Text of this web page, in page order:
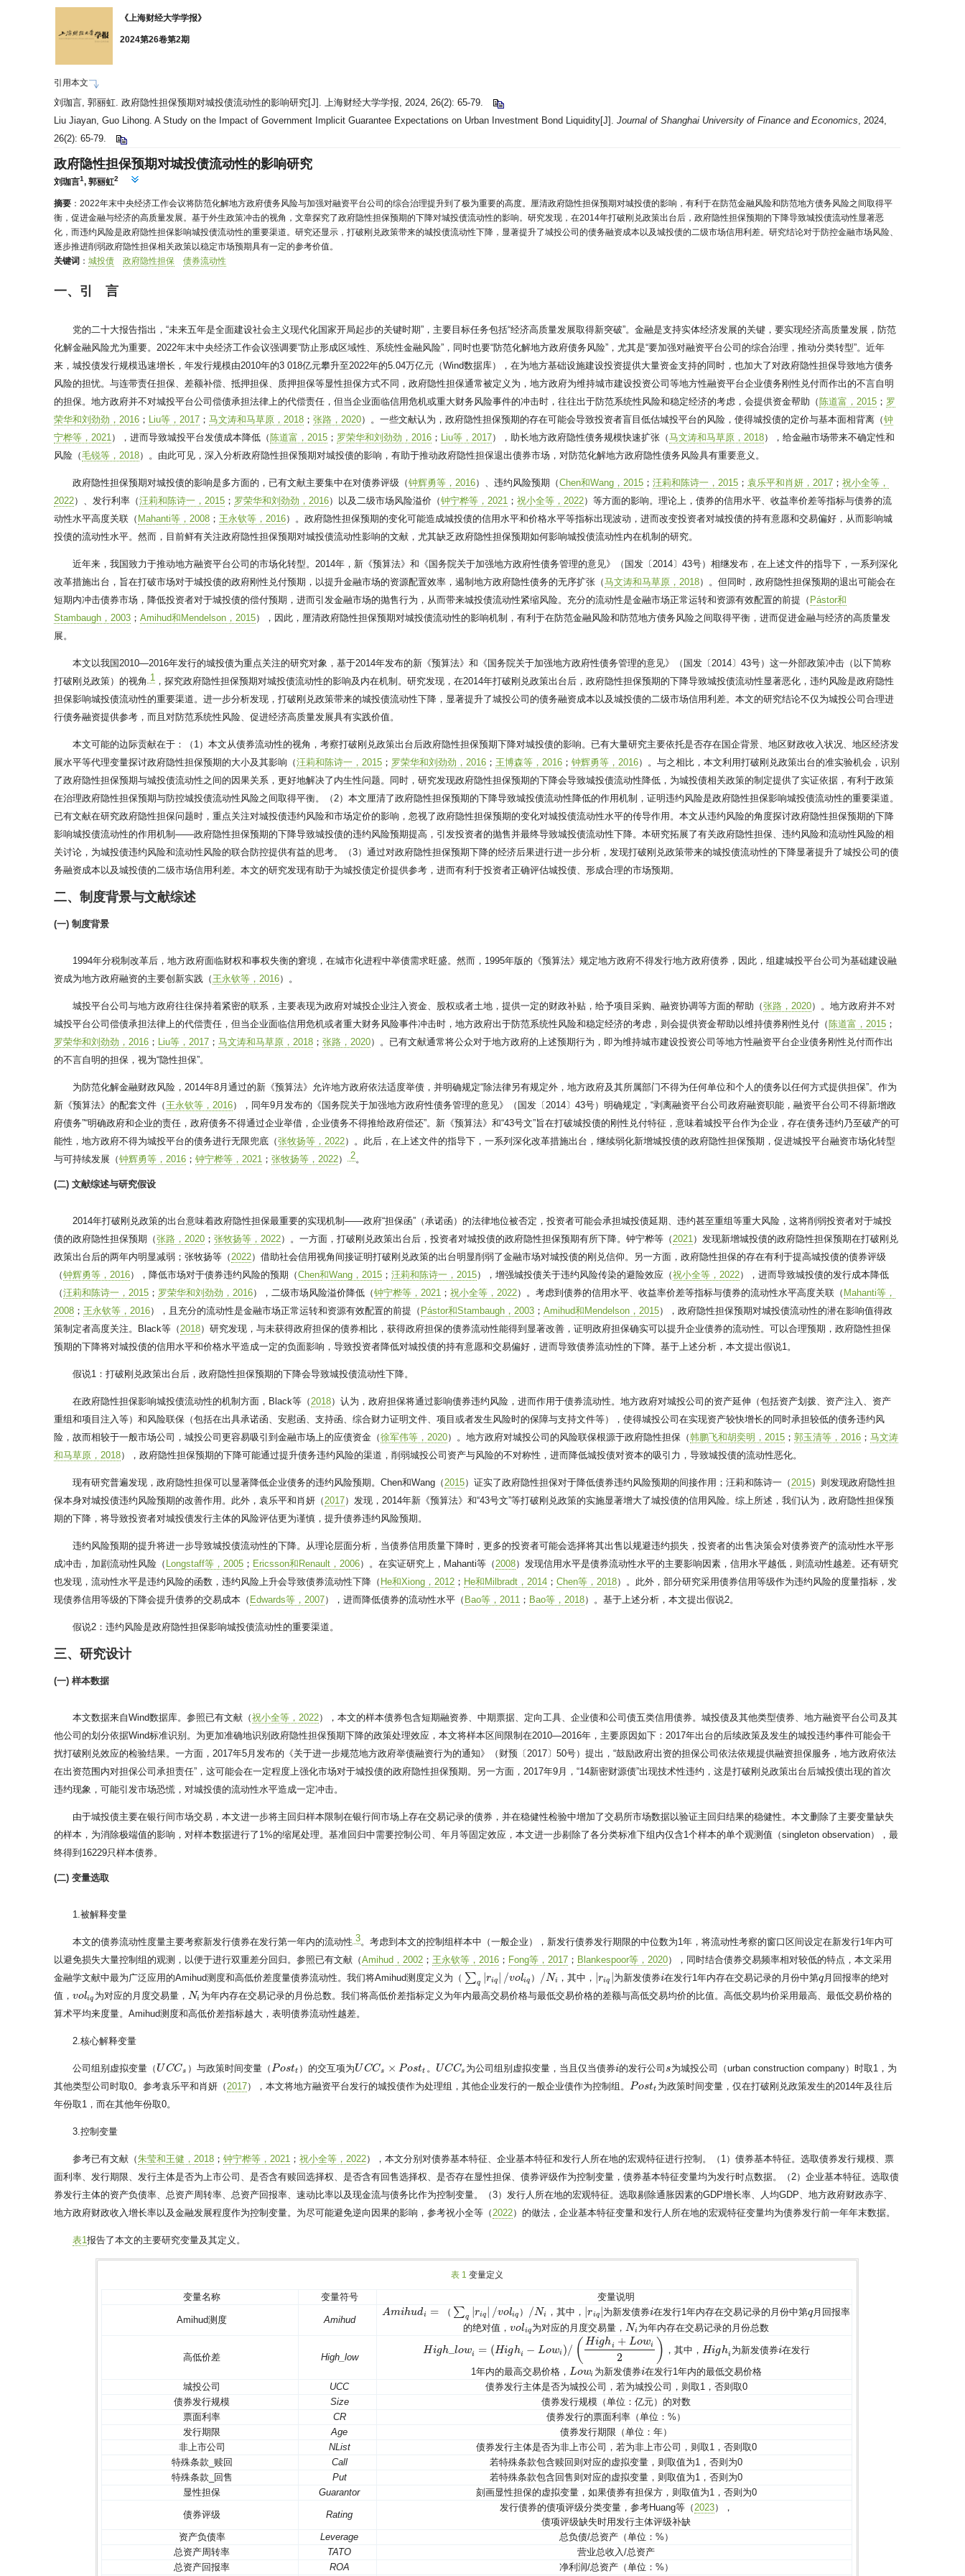
《上海财经大学学报》
2024第26卷第2期
引用本文
刘珈言, 郭丽虹. 政府隐性担保预期对城投债流动性的影响研究[J]. 上海财经大学学报, 2024, 26(2): 65-79.
Liu Jiayan, Guo Lihong. A Study on the Impact of Government Implicit Guarantee Expectations on Urban Investment Bond Liquidity[J].Journal of Shanghai University of Finance and Economics, 2024,
26(2): 65-79.
政府隐性担保预期对城投债流动性的影响研究
刘珈言1 ,郭丽虹2
摘要 ：2022年末中央经济工作会议将防范化解地方政府债务风险与加强对融资平台公司的综合治理提升到了极为重要的高度。厘清政府隐性担保预期对城投债的影响，有利于在防范金融风险和防范地方债务风险之间取得平
衡，促进金融与经济的高质量发展。基于外生政策冲击的视角，文章探究了政府隐性担保预期的下降对城投债流动性的影响。研究发现，在2014年打破刚兑政策出台后，政府隐性担保预期的下降导致城投债流动性显著恶
化，而违约风险是政府隐性担保影响城投债流动性的重要渠道。研究还显示，打破刚兑政策带来的城投债流动性下降，显著提升了城投公司的债务融资成本以及城投债的二级市场信用利差。研究结论对于防控金融市场风险、
逐步推进削弱政府隐性担保相关政策以稳定市场预期具有一定的参考价值。
关键词 ：城投债 政府隐性担保 债券流动性
一、引 言
党的二十大报告指出，“未来五年是全面建设社会主义现代化国家开局起步的关键时期”，主要目标任务包括“经济高质量发展取得新突破”。金融是支持实体经济发展的关键，要实现经济高质量发展，防范
化解金融风险尤为重要。2022年末中央经济工作会议强调要“防止形成区域性、系统性金融风险”，同时也要“防范化解地方政府债务风险”，尤其是“要加强对融资平台公司的综合治理，推动分类转型”。近年
来，城投债发行规模迅速增长，年发行规模由2010年的3 018亿元攀升至2022年的5.04万亿元（Wind数据库），在为地方基础设施建设投资提供大量资金支持的同时，也加大了对政府隐性担保导致地方债务
风险的担忧。与连带责任担保、差额补偿、抵押担保、质押担保等显性担保方式不同，政府隐性担保通常被定义为，地方政府为维持城市建设投资公司等地方性融资平台企业债务刚性兑付而作出的不言自明
的担保。地方政府并不对城投平台公司偿债承担法律上的代偿责任，但当企业面临信用危机或重大财务风险事件的冲击时，往往出于防范系统性风险和稳定经济的考虑，会提供资金帮助（ 陈道富，2015 ； 罗
荣华和刘劲劲，2016 ； Liu等，2017 ；马文涛和马草原，2018 ；张路，2020）。一些文献认为，政府隐性担保预期的存在可能会导致投资者盲目低估城投平台的风险，使得城投债的定价与基本面相背离（钟
宁桦等，2021），进而导致城投平台发债成本降低（ 陈道富，2015 ； 罗荣华和刘劲劲，2016 ； Liu等，2017），助长地方政府隐性债务规模快速扩张（马文涛和马草原，2018），给金融市场带来不确定性和
风险（毛锐等，2018）。由此可见，深入分析政府隐性担保预期对城投债的影响，有助于推动政府隐性担保退出债券市场，对防范化解地方政府隐性债务风险具有重要意义。
政府隐性担保预期对城投债的影响是多方面的，已有文献主要集中在对债券评级（钟辉勇等，2016）、违约风险预期（Chen和Wang，2015 ；汪莉和陈诗一，2015 ；袁乐平和肖妍，2017 ；祝小全等，
2022）、发行利率（汪莉和陈诗一，2015 ； 罗荣华和刘劲劲，2016）以及二级市场风险溢价（钟宁桦等，2021 ；祝小全等，2022）等方面的影响。理论上，债券的信用水平、收益率价差等指标与债券的流
动性水平高度关联（ Mahanti等，2008 ； 王永钦等，2016）。政府隐性担保预期的变化可能造成城投债的信用水平和价格水平等指标出现波动，进而改变投资者对城投债的持有意愿和交易偏好，从而影响城
投债的流动性水平。然而，目前鲜有关注政府隐性担保预期对城投债流动性影响的文献，尤其缺乏政府隐性担保预期如何影响城投债流动性内在机制的研究。
近年来，我国致力于推动地方融资平台公司的市场化转型。2014年，新《预算法》和《国务院关于加强地方政府性债务管理的意见》（国发〔2014〕43号）相继发布，在上述文件的指导下，一系列深化
改革措施出台，旨在打破市场对于城投债的政府刚性兑付预期，以提升金融市场的资源配置效率，遏制地方政府隐性债务的无序扩张（马文涛和马草原，2018）。但同时，政府隐性担保预期的退出可能会在
短期内冲击债券市场，降低投资者对于城投债的偿付预期，进而引发金融市场的抛售行为，从而带来城投债流动性紧缩风险。充分的流动性是金融市场正常运转和资源有效配置的前提（ Pástor和
Stambaugh，2003 ；Amihud和Mendelson，2015），因此，厘清政府隐性担保预期对城投债流动性的影响机制，有利于在防范金融风险和防范地方债务风险之间取得平衡，进而促进金融与经济的高质量发
展。
本文以我国2010—2016年发行的城投债为重点关注的研究对象，基于2014年发布的新《预算法》和《国务院关于加强地方政府性债务管理的意见》（国发〔2014〕43号）这一外部政策冲击（以下简称
打破刚兑政策）的视角 1 ，探究政府隐性担保预期对城投债流动性的影响及内在机制。研究发现，在2014年打破刚兑政策出台后，政府隐性担保预期的下降导致城投债流动性显著恶化，违约风险是政府隐性
担保影响城投债流动性的重要渠道。进一步分析发现，打破刚兑政策带来的城投债流动性下降，显著提升了城投公司的债务融资成本以及城投债的二级市场信用利差。本文的研究结论不仅为城投公司合理进
行债务融资提供参考，而且对防范系统性风险、促进经济高质量发展具有实践价值。
本文可能的边际贡献在于：（1）本文从债券流动性的视角，考察打破刚兑政策出台后政府隐性担保预期下降对城投债的影响。已有大量研究主要依托是否存在国企背景、地区财政收入状况、地区经济发
展水平等代理变量探讨政府隐性担保预期的大小及其影响（汪莉和陈诗一，2015 ； 罗荣华和刘劲劲，2016 ； 王博森等，2016 ；钟辉勇等，2016）。与之相比，本文利用打破刚兑政策出台的准实验机会，识别
了政府隐性担保预期与城投债流动性之间的因果关系，更好地解决了内生性问题。同时，研究发现政府隐性担保预期的下降会导致城投债流动性降低，为城投债相关政策的制定提供了实证依据，有利于政策
在治理政府隐性担保预期与防控城投债流动性风险之间取得平衡。（2）本文厘清了政府隐性担保预期的下降导致城投债流动性降低的作用机制，证明违约风险是政府隐性担保影响城投债流动性的重要渠道。
已有文献在研究政府隐性担保问题时，重点关注对城投债违约风险和市场定价的影响，忽视了政府隐性担保预期的变化对城投债流动性水平的传导作用。本文从违约风险的角度探讨政府隐性担保预期的下降
影响城投债流动性的作用机制——政府隐性担保预期的下降导致城投债的违约风险预期提高，引发投资者的抛售并最终导致城投债流动性下降。本研究拓展了有关政府隐性担保、违约风险和流动性风险的相
关讨论，为城投债违约风险和流动性风险的联合防控提供有益的思考。（3）通过对政府隐性担保预期下降的经济后果进行进一步分析，发现打破刚兑政策带来的城投债流动性的下降显著提升了城投公司的债
务融资成本以及城投债的二级市场信用利差。本文的研究发现有助于为城投债定价提供参考，进而有利于投资者正确评估城投债、形成合理的市场预期。
二、制度背景与文献综述
(一) 制度背景
1994年分税制改革后，地方政府面临财权和事权失衡的窘境，在城市化进程中举债需求旺盛。然而，1995年版的《预算法》规定地方政府不得发行地方政府债券，因此，组建城投平台公司为基础建设融
资成为地方政府融资的主要创新实践（ 王永钦等，2016）。
城投平台公司与地方政府往往保持着紧密的联系，主要表现为政府对城投企业注入资金、股权或者土地，提供一定的财政补贴，给予项目采购、融资协调等方面的帮助（张路，2020）。地方政府并不对
城投平台公司偿债承担法律上的代偿责任，但当企业面临信用危机或者重大财务风险事件冲击时，地方政府出于防范系统性风险和稳定经济的考虑，则会提供资金帮助以维持债券刚性兑付（ 陈道富，2015 ；
罗荣华和刘劲劲，2016 ； Liu等，2017 ；马文涛和马草原，2018 ；张路，2020）。已有文献通常将公众对于地方政府的上述预期行为，即为维持城市建设投资公司等地方性融资平台企业债务刚性兑付而作出
的不言自明的担保，视为“隐性担保”。
为防范化解金融财政风险，2014年8月通过的新《预算法》允许地方政府依法适度举债，并明确规定“除法律另有规定外，地方政府及其所属部门不得为任何单位和个人的债务以任何方式提供担保”。作为
新《预算法》的配套文件（ 王永钦等，2016），同年9月发布的《国务院关于加强地方政府性债务管理的意见》（国发〔2014〕43号）明确规定，“剥离融资平台公司政府融资职能，融资平台公司不得新增政
府债务”“明确政府和企业的责任，政府债务不得通过企业举借，企业债务不得推给政府偿还”。新《预算法》和“43号文”旨在打破城投债的刚性兑付特征，意味着城投平台作为企业，存在债务违约乃至破产的可
能性，地方政府不得为城投平台的债务进行无限兜底（张牧扬等，2022）。此后，在上述文件的指导下，一系列深化改革措施出台，继续弱化新增城投债的政府隐性担保预期，促进城投平台融资市场化转型
与可持续发展（钟辉勇等，2016 ；钟宁桦等，2021 ；张牧扬等，2022） 2。
(二) 文献综述与研究假设
2014年打破刚兑政策的出台意味着政府隐性担保最重要的实现机制——政府“担保函”（承诺函）的法律地位被否定，投资者可能会承担城投债延期、违约甚至重组等重大风险，这将削弱投资者对于城投
债的政府隐性担保预期（张路，2020 ；张牧扬等，2022）。一方面，打破刚兑政策出台后，投资者对城投债的政府隐性担保预期有所下降。钟宁桦等（2021）发现新增城投债的政府隐性担保预期在打破刚兑
政策出台后的两年内明显减弱；张牧扬等（2022）借助社会信用视角间接证明打破刚兑政策的出台明显削弱了金融市场对城投债的刚兑信仰。另一方面，政府隐性担保的存在有利于提高城投债的债券评级
（钟辉勇等，2016），降低市场对于债券违约风险的预期（Chen和Wang，2015 ；汪莉和陈诗一，2015），增强城投债关于违约风险传染的避险效应（祝小全等，2022），进而导致城投债的发行成本降低
（汪莉和陈诗一，2015 ； 罗荣华和刘劲劲，2016），二级市场风险溢价降低（钟宁桦等，2021 ；祝小全等，2022）。考虑到债券的信用水平、收益率价差等指标与债券的流动性水平高度关联（ Mahanti等，
2008 ； 王永钦等，2016），且充分的流动性是金融市场正常运转和资源有效配置的前提（ Pástor和Stambaugh，2003 ；Amihud和Mendelson，2015），政府隐性担保预期对城投债流动性的潜在影响值得政
策制定者高度关注。Black等（2018）研究发现，与未获得政府担保的债券相比，获得政府担保的债券流动性能得到显著改善，证明政府担保确实可以提升企业债券的流动性。可以合理预期，政府隐性担保
预期的下降将对城投债的信用水平和价格水平造成一定的负面影响，导致投资者降低对城投债的持有意愿和交易偏好，进而导致债券流动性的下降。基于上述分析，本文提出假说1。
假说1：打破刚兑政策出台后，政府隐性担保预期的下降会导致城投债流动性下降。
在政府隐性担保影响城投债流动性的机制方面，Black等（2018）认为，政府担保将通过影响债券违约风险，进而作用于债券流动性。地方政府对城投公司的资产延伸（包括资产划拨、资产注入、资产
重组和项目注入等）和风险联保（包括在出具承诺函、安慰函、支持函、综合财力证明文件、项目或者发生风险时的保障与支持文件等），使得城投公司在实现资产较快增长的同时承担较低的债务违约风
险，故而相较于一般市场公司，城投公司更容易吸引到金融市场上的应债资金（徐军伟等，2020）。地方政府对城投公司的风险联保根源于政府隐性担保（韩鹏飞和胡奕明，2015 ；郭玉清等，2016 ；马文涛
和马草原，2018），政府隐性担保预期的下降可能通过提升债务违约风险的渠道，削弱城投公司资产与风险的不对称性，进而降低城投债对资本的吸引力，导致城投债的流动性恶化。
现有研究普遍发现，政府隐性担保可以显著降低企业债务的违约风险预期。Chen和Wang（2015）证实了政府隐性担保对于降低债券违约风险预期的间接作用；汪莉和陈诗一（2015）则发现政府隐性担
保本身对城投债违约风险预期的改善作用。此外，袁乐平和肖妍（2017）发现，2014年新《预算法》和“43号文”等打破刚兑政策的实施显著增大了城投债的信用风险。综上所述，我们认为，政府隐性担保预
期的下降，将导致投资者对城投债发行主体的风险评估更为谨慎，提升债券违约风险预期。
违约风险预期的提升将进一步导致城投债流动性的下降。从理论层面分析，当债券信用质量下降时，更多的投资者可能会选择将其出售以规避违约损失，投资者的出售决策会对债券资产的流动性水平形
成冲击，加剧流动性风险（ Longstaff等，2005 ； Ericsson和Renault，2006）。在实证研究上，Mahanti等（2008）发现信用水平是债券流动性水平的主要影响因素，信用水平越低，则流动性越差。还有研究
也发现，流动性水平是违约风险的函数，违约风险上升会导致债券流动性下降（ He和Xiong，2012 ； He和Milbradt，2014 ；Chen等，2018）。此外，部分研究采用债券信用等级作为违约风险的度量指标，发
现债券信用等级的下降会提升债券的交易成本（ Edwards等，2007），进而降低债券的流动性水平（ Bao等，2011 ； Bao等，2018）。基于上述分析，本文提出假说2。
假说2：违约风险是政府隐性担保影响城投债流动性的重要渠道。
三、研究设计
(一) 样本数据
本文数据来自Wind数据库。参照已有文献（祝小全等，2022），本文的样本债券包含短期融资券、中期票据、定向工具、企业债和公司债五类信用债券。城投债及其他类型债券、地方融资平台公司及其
他公司的划分依据Wind标准识别。为更加准确地识别政府隐性担保预期下降的政策处理效应，本文将样本区间限制在2010—2016年，主要原因如下：2017年出台的后续政策及发生的城投违约事件可能会干
扰打破刚兑效应的检验结果。一方面，2017年5月发布的《关于进一步规范地方政府举债融资行为的通知》（财预〔2017〕50号）提出，“鼓励政府出资的担保公司依法依规提供融资担保服务，地方政府依法
在出资范围内对担保公司承担责任”，这可能会在一定程度上强化市场对于城投债的政府隐性担保预期。另一方面，2017年9月，“14新密财源债”出现技术性违约，这是打破刚兑政策出台后城投债出现的首次
违约现象，可能引发市场恐慌，对城投债的流动性水平造成一定冲击。
由于城投债主要在银行间市场交易，本文进一步将主回归样本限制在银行间市场上存在交易记录的债券，并在稳健性检验中增加了交易所市场数据以验证主回归结果的稳健性。本文删除了主要变量缺失
的样本，为消除极端值的影响，对样本数据进行了1%的缩尾处理。基准回归中需要控制公司、年月等固定效应，本文进一步剔除了各分类标准下组内仅含1个样本的单个观测值（singleton observation），最
终得到16229只样本债券。
(二) 变量选取
1.被解释变量
本文的债券流动性度量主要考察新发行债券在发行第一年内的流动性 3。考虑到本文的控制组样本中（一般企业），新发行债券发行期限的中位数为1年，将流动性考察的窗口区间设定在新发行1年内可
以避免损失大量控制组的观测，以便于进行双重差分回归。参照已有文献（Amihud，2002 ； 王永钦等，2016 ； Fong等，2017 ； Blankespoor等，2020），同时结合债券交易频率相对较低的特点，本文采用
金融学文献中最为广泛应用的Amihud测度和高低价差度量债券流动性。我们将Amihud测度定义为 （ ∑q |riq | /voliq ） /Ni
（ ∑q |ri q|/vo iq）/Ni ，其中， |riq |
riq| 为新发债券i
i在发行1年内存在交易记录的月份中第q
q月回报率的绝对
值，voliq
voliq 为对应的月度交易量， Ni
Ni 为年内存在交易记录的月份总数。我们将高低价差指标定义为年内最高交易价格与最低交易价格的差额与高低交易均价的比值。高低交易均价采用最高、最低交易价格的
算术平均来度量。Amihud测度和高低价差指标越大，表明债券流动性越差。
2.核心解释变量
公司组别虚拟变量（ U CCs
UCCs ）与政策时间变量（Postt
Postt ）的交互项为U CCs × Postt
UCCs× Po stt 。 UCCs
UCCs 为公司组别虚拟变量，当且仅当债券i
i的发行公司 s
s为城投公司（urban construction company）时取1，为
其他类型公司时取0。参考袁乐平和肖妍（2017），本文将地方融资平台发行的城投债作为处理组，其他企业发行的一般企业债作为控制组。Postt
Postt 为政策时间变量，仅在打破刚兑政策发生的2014年及往后
年份取1，而在其他年份取0。
3.控制变量
参考已有文献（朱莹和王健，2018 ；钟宁桦等，2021 ；祝小全等，2022），本文分别对债券基本特征、企业基本特征和发行人所在地的宏观特征进行控制。（1）债券基本特征。选取债券发行规模、票
面利率、发行期限、发行主体是否为上市公司、是否含有赎回选择权、是否含有回售选择权、是否存在显性担保、债券评级作为控制变量，债券基本特征变量均为发行时点数据。（2）企业基本特征。选取债
券发行主体的资产负债率、总资产周转率、总资产回报率、速动比率以及现金流与债务比作为控制变量。（3）发行人所在地的宏观特征。选取剔除通胀因素的GDP增长率、人均GDP、地方政府财政赤字、
地方政府财政收入增长率以及金融发展程度作为控制变量。为尽可能避免逆向因果的影响，参考祝小全等（2022）的做法，企业基本特征变量和发行人所在地的宏观特征变量均为债券发行前一年年末数据。
表1报告了本文的主要研究变量及其定义。
表 1 变量定义
变量名称 变量符号 变量说明
Amihud测度 Amihud
Amihudi = （ ∑q |riq | /voliq ） /Ni
Amihudi=（∑q iq|/ vo q） Ni ，其中， |riq |
riq| 为新发债券i
i在发行1年内存在交易记录的月份中第q
q月回报率
的绝对值，voliq
voliq 为对应的月度交易量， Ni
Ni 为年内存在交易记录的月份总数
高低价差 High_low
High_ lowi = (Highi − Lowi )/ ( Highi + Lowi
2 )
High_lowi=(H igh i−Lowi)/( Highi+Low i2 ) ，其中， Highi
Highi 为新发债券i
i在发行
1年内的最高交易价格， Lowi
Lowi 为新发债券i
i在发行1年内的最低交易价格
城投公司
UCC
债券发行主体是否为城投公司，若为城投公司，则取1，否则取0
债券发行规模
Size
债券发行规模（单位：亿元）的对数
票面利率
CR
债券发行的票面利率（单位：%）
发行期限
Age
债券发行期限（单位：年）
非上市公司
NList
债券发行主体是否为非上市公司，若为非上市公司，则取1，否则取0
特殊条款_赎回
Call
若特殊条款包含赎回则对应的虚拟变量，则取值为1，否则为0
特殊条款_回售
Put
若特殊条款包含回售则对应的虚拟变量，则取值为1，否则为0
显性担保
Guarantor 刻画显性担保的虚拟变量，如果债券有担保方，则取值为1，否则为0
债券评级 Rating
发行债券的债项评级分类变量，参考Huang等（2023），
债项评级缺失时用发行主体评级补缺
资产负债率
Leverage
总负债/总资产（单位：%）
总资产周转率
TATO
营业总收入/总资产
总资产回报率
ROA 净利润/总资产（单位：%）